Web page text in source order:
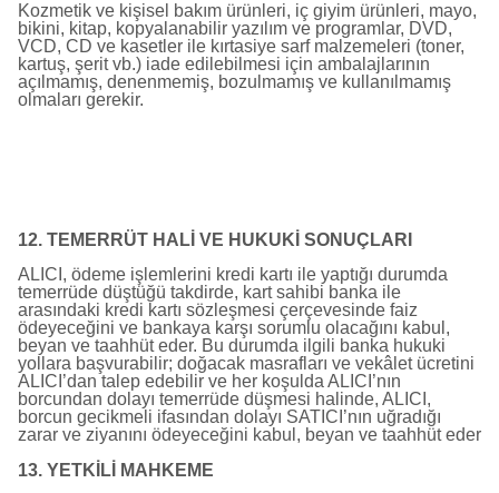
Kozmetik ve kişisel bakım ürünleri, iç giyim ürünleri, mayo,
bikini, kitap, kopyalanabilir yazılım ve programlar, DVD,
VCD, CD ve kasetler ile kırtasiye sarf malzemeleri (toner,
kartuş, şerit vb.) iade edilebilmesi için ambalajlarının
açılmamış, denenmemiş, bozulmamış ve kullanılmamış
olmaları gerekir.
12. TEMERRÜT HALİ VE HUKUKİ SONUÇLARI
ALICI, ödeme işlemlerini kredi kartı ile yaptığı durumda
temerrüde düştüğü takdirde, kart sahibi banka ile
arasındaki kredi kartı sözleşmesi çerçevesinde faiz
ödeyeceğini ve bankaya karşı sorumlu olacağını kabul,
beyan ve taahhüt eder. Bu durumda ilgili banka hukuki
yollara başvurabilir; doğacak masrafları ve vekâlet ücretini
ALICI’dan talep edebilir ve her koşulda ALICI’nın
borcundan dolayı temerrüde düşmesi halinde, ALICI,
borcun gecikmeli ifasından dolayı SATICI’nın uğradığı
zarar ve ziyanını ödeyeceğini kabul, beyan ve taahhüt eder
13. YETKİLİ MAHKEME